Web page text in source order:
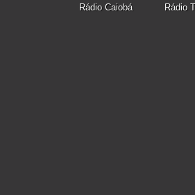
Rádio Caiobá
Rádio